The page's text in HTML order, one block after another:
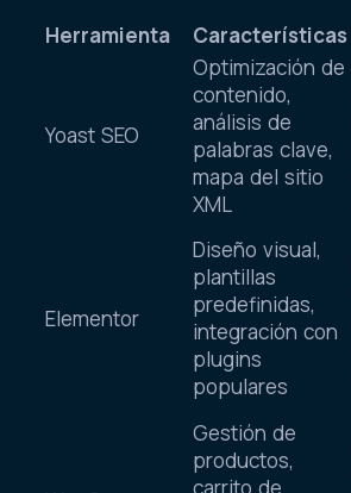
Herramienta
Características
Yoast SEO
Optimización de
contenido,
análisis de
palabras clave,
mapa del sitio
XML
Elementor
Diseño visual,
plantillas
predefinidas,
integración con
plugins
populares
Gestión de
productos,